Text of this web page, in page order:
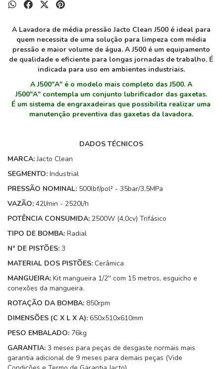
A Lavadora de média pressão Jacto Clean J500 é ideal para
quem necessita de uma solução para limpeza com média
pressão e maior volume de água. A J500 é um equipamento
de qualidade e eficiente para longas jornadas de trabalho. É
indicada para uso em ambientes industriais.
A J500"A" é o modelo mais completo das J500. A
J500"A" contempla um conjunto lubrificador das gaxetas.
É um sistema de engraxadeiras que possibilita realizar uma
manutenção preventiva das gaxetas da lavadora.
DADOS TÉCNICOS
MARCA:Jacto Clean
SEGMENTO: Industrial
PRESSÃO NOMINAL: 500lbf/pol² - 35bar/3,5MPa
VAZÃO: 42l/min - 2520l/h
POTÊNCIA CONSUMIDA: 2500W (4,0cv) Trifásico
TIPO DE BOMBA: Radial
N° DE PISTÕES: 3
MATERIAL DOS PISTÕES: Cerâmica
MANGUEIRA: Kit mangueira 1/2'' com 15 metros, esguicho e
conexões da mangueira.
ROTAÇÃO DA BOMBA: 850rpm
DIMENSÕES (C X L X A): 650x510x610mm
PESO EMBALADO: 76kg
GARANTIA: 3 meses para peças de desgaste normais mais
garantia adicional de 9 meses para demais peças (Vide